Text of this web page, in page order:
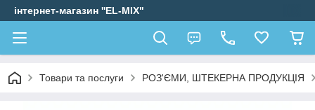
інтернет-магазин ''EL-MIX"
Товари та послуги РОЗ'ЄМИ, ШТЕКЕРНА ПРОДУКЦІЯ